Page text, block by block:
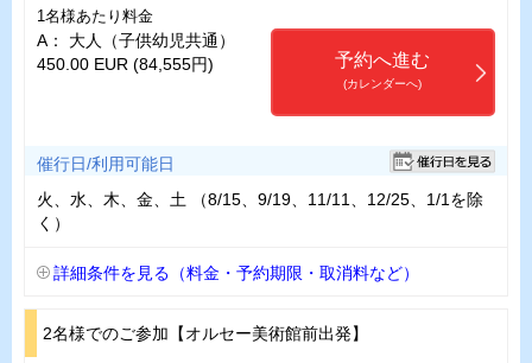
1名様あたり料金
A： 大人（子供幼児共通）
450.00 EUR (84,555円)
予約へ進む
(カレンダーへ)
催行日/利用可能日
火、水、木、金、土 （8/15、9/19、11/11、12/25、1/1を除
く）
詳細条件を見る（料金・予約期限・取消料など）
2名様でのご参加【オルセー美術館前出発】